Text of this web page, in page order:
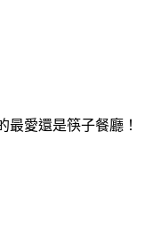
最愛還是筷子餐廳！